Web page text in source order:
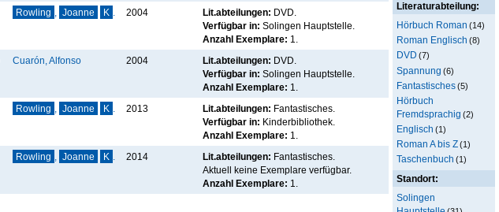
Literaturabteilung:
Hörbuch Roman (14)
Roman Englisch (8)
DVD (7)
Spannung (6)
Fantastisches(5)
Hörbuch
Fremdsprachig (2)
Englisch (1)
Roman A bis Z(1)
Taschenbuch (1)
Standort:
Solingen
Rowling Joanne K 2004 Lit.abteilungen: DVD.
Verfügbar in: Solingen Hauptstelle
Anzahl Exemplare: 1.
Cuarón, Alfonso 2004 Lit.abteilungen: DVD.
Verfügbar in: Solingen Hauptstelle
Anzahl Exemplare: 1.
Rowling Joanne K 2013 Lit.abteilungen: Fantastisches.
Verfügbar in: Kinderbibliothek
Anzahl Exemplare: 1.
Rowling Joanne K 2014 Lit.abteilungen: Fantastisches.
Aktuell keine Exemplare verfügbar.
Anzahl Exemplare: 1.